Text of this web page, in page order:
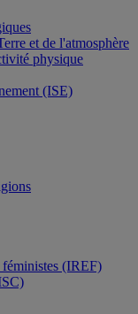
et de l'atmosphère
physique
(ISE)
féministes (IREF)